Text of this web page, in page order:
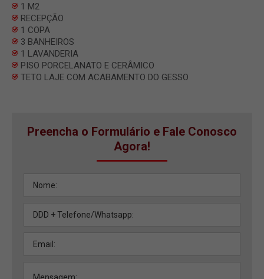
1 M2
RECEPÇÃO
1 COPA
3 BANHEIROS
1 LAVANDERIA
PISO PORCELANATO E CERÂMICO
TETO LAJE COM ACABAMENTO DO GESSO
Preencha o Formulário e Fale Conosco
Agora!